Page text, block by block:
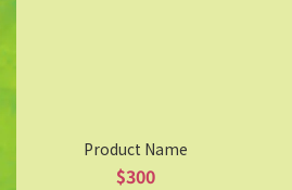
Product Name
$300